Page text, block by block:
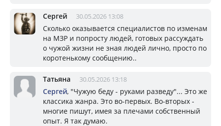
Сергей 30.05.2026 13:08
Сколько оказывается специалистов по изменам
на МЗР и попросту людей, готовых рассуждать
о чужой жизни не зная людей лично, просто по
коротенькому сообщению..
Татьяна 30.05.2026 13:18
Сергей, "Чужую беду - руками разведу"... Это же
классика жанра. Это во-первых. Во-вторых -
многие пишут, имея за плечами собственный
опыт. Я так думаю.